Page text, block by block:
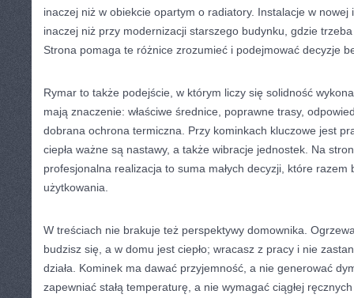
inaczej niż w obiekcie opartym o radiatory. Instalacje w nowej
inaczej niż przy modernizacji starszego budynku, gdzie
Strona pomaga te różnice zrozumieć i podejmować decyzje
Rymar to także podejście, w którym liczy się solidność
mają znaczenie: właściwe średnice, poprawne trasy,
dobrana ochrona termiczna. Przy kominkach kluczowe jest
ciepła ważne są nastawy, a także wibracje jednostek. Na
profesjonalna realizacja to suma małych decyzji, które razem
użytkowania.
W treściach nie brakuje też perspektywy domownika.
budzisz się, a w domu jest ciepło; wracasz z pracy i nie
działa. Kominek ma dawać przyjemność, a nie generować
zapewniać stałą temperaturę, a nie wymagać ciągłej